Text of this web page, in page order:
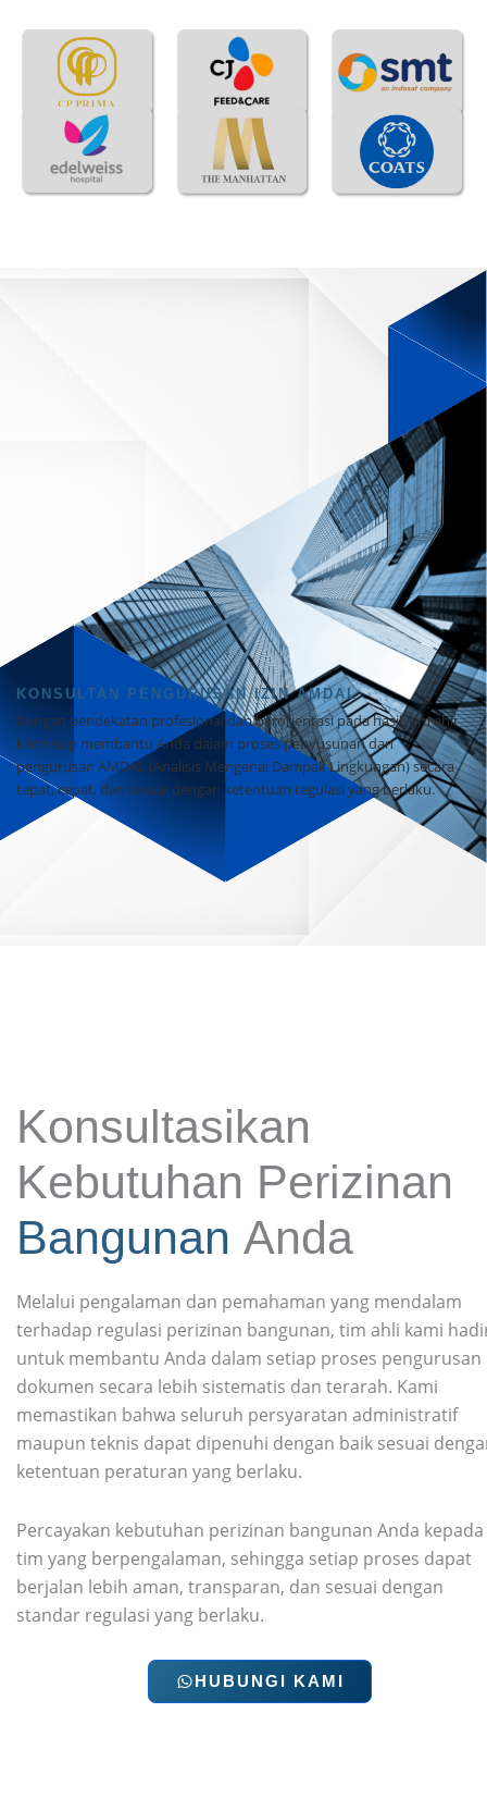
KONSULTAN PENGURUSAN IZIN AMDAL
Dengan pendekatan profesional dan berorientasi pada hasil, tim ahli
kami siap membantu Anda dalam proses penyusunan dan
pengurusan AMDAL (Analisis Mengenai Dampak Lingkungan) secara
tepat, cepat, dan sesuai dengan ketentuan regulasi yang berlaku.
Konsultasikan
Kebutuhan Perizinan
Bangunan Anda
Melalui pengalaman dan pemahaman yang mendalam
terhadap regulasi perizinan bangunan, tim ahli kami
untuk membantu Anda dalam setiap proses pengurusan
dokumen secara lebih sistematis dan terarah. Kami
memastikan bahwa seluruh persyaratan administratif
maupun teknis dapat dipenuhi dengan baik sesuai
ketentuan peraturan yang berlaku.
Percayakan kebutuhan perizinan bangunan Anda kepada
tim yang berpengalaman, sehingga setiap proses dapat
berjalan lebih aman, transparan, dan sesuai dengan
standar regulasi yang berlaku.
HUBUNGI KAMI